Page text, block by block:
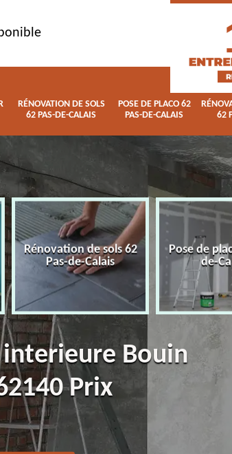
RÉNOVATION DE SOLS
62 PAS-DE-CALAIS
POSE DE PLACO 62
PAS-DE-CALAIS
62
Rénovation de sols 62
Pas-de-Calais
Pose de
de-
Bouin
Prix